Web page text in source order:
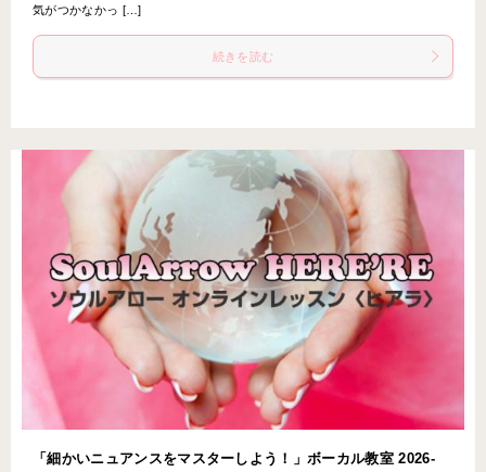
気がつかなかっ […]
続きを読む
「細かいニュアンスをマスターしよう！」ボーカル教室 2026-